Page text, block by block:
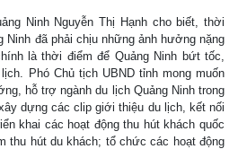
Ninh Nguyễn Thị Hạnh cho biết, thời
Ninh đã phải chịu những ảnh hưởng nặng
là thời điểm để Quảng Ninh bứt tốc,
Phó Chủ tịch UBND tỉnh mong muốn
hỗ trợ ngành du lịch Quảng Ninh trong
dựng các clip giới thiệu du lịch, kết nối
khai các hoạt động thu hút khách quốc
thu hút du khách; tổ chức các hoạt động